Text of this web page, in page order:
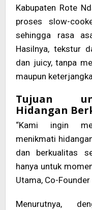
Kabupaten Rote
proses slow-
sehingga rasa
Hasilnya, tekstur
dan juicy, tanpa
maupun
Tujuan
Hidangan
“Kami ingin
menikmati
dan berkualitas
hanya untuk
Utama, Co-Founder
Menurutnya,